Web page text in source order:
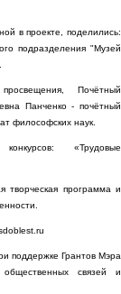
в проекте, поделились:
подразделения "Музей
Почётный
Панченко - почётный
философских наук.
«Трудовые
творческая программа и
поддержке Грантов Мэра
связей и